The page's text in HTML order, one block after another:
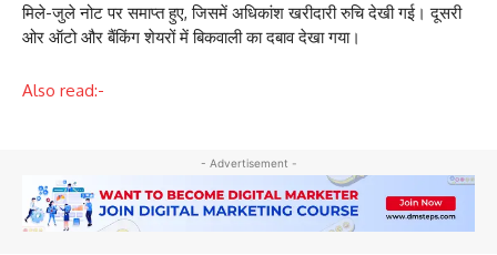
मिले-जुले नोट पर समाप्त हुए, जिसमें अधिकांश खरीदारी रुचि देखी गई। दूसरी
ओर ऑटो और बैंकिंग शेयरों में बिकवाली का दबाव देखा गया।
Also read:-
- Advertisement -